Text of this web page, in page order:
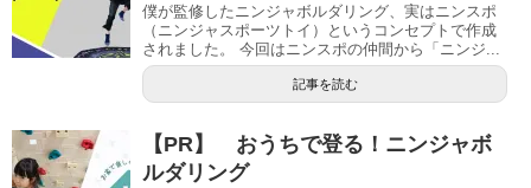
僕が監修したニンジャボルダリング、実はニンスポ
（ニンジャスポーツトイ）というコンセプトで作成
されました。 今回はニンスポの仲間から「ニンジ...
記事を読む
【PR】 おうちで登る！ニンジャボ
ルダリング